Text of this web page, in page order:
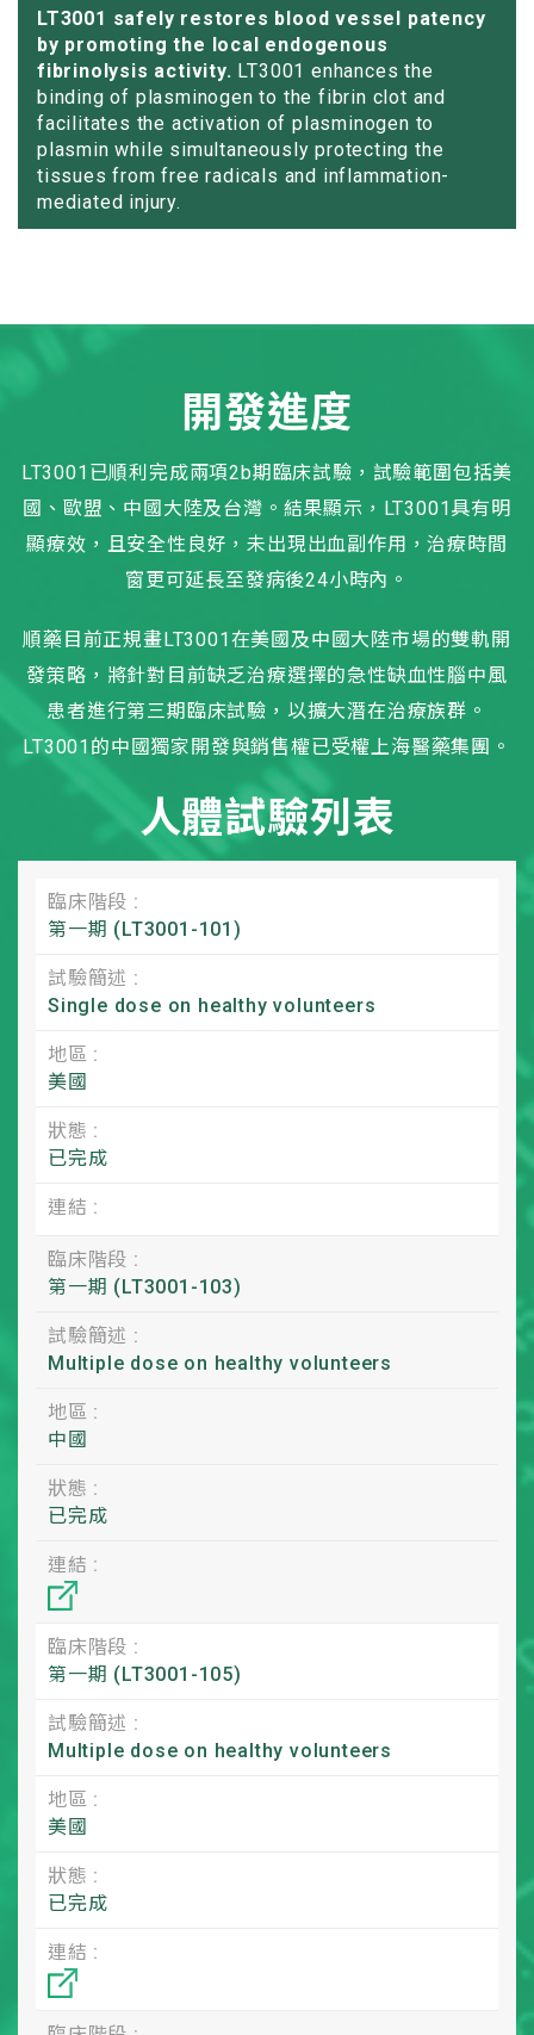
LT3001 safely restores blood vessel patency
by promoting the local endogenous
fibrinolysis activity. LT3001 enhances the
binding of plasminogen to the fibrin clot and
facilitates the activation of plasminogen to
plasmin while simultaneously protecting the
tissues from free radicals and inflammation-
mediated injury.
開發進度
LT3001已順利完成兩項2b期臨床試驗，試驗範圍包括美
國、歐盟、中國大陸及台灣。結果顯示，LT3001具有明
顯療效，且安全性良好，未出現出血副作用，治療時間
窗更可延長至發病後24小時內。
順藥目前正規畫LT3001在美國及中國大陸市場的雙軌開
發策略，將針對目前缺乏治療選擇的急性缺血性腦中風
患者進行第三期臨床試驗，以擴大潛在治療族群。
LT3001的中國獨家開發與銷售權已受權上海醫藥集團。
人體試驗列表
臨床階段 :
第一期 (LT3001-101)
試驗簡述 :
Single dose on healthy volunteers
地區 :
美國
狀態 :
已完成
連結 :
臨床階段 :
第一期 (LT3001-103)
試驗簡述 :
Multiple dose on healthy volunteers
地區 :
中國
狀態 :
已完成
連結 :
臨床階段 :
第一期 (LT3001-105)
試驗簡述 :
Multiple dose on healthy volunteers
地區 :
美國
狀態 :
已完成
連結 :